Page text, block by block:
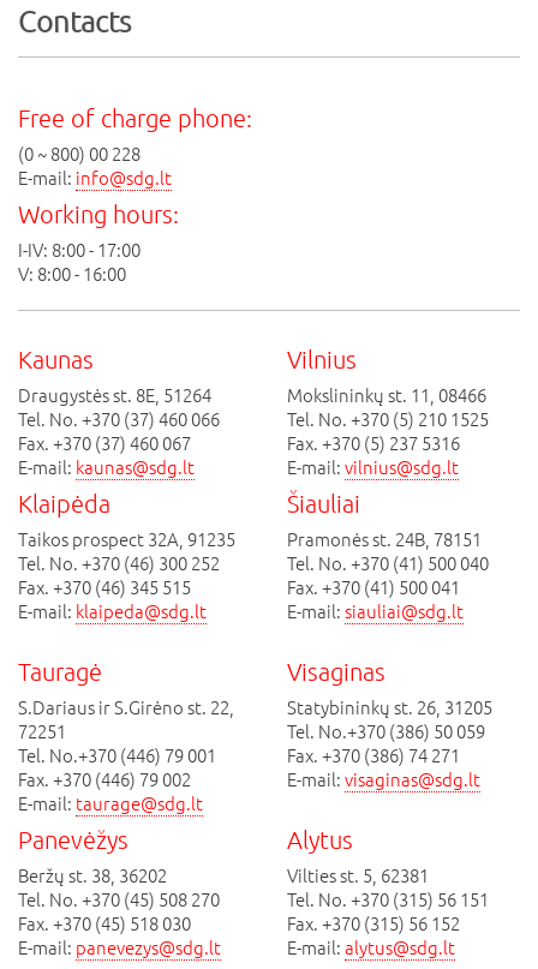
Contacts
Free of charge phone:
(0 ~ 800) 00 228
E-mail: info@sdg.lt
Working hours:
I-IV: 8:00 - 17:00
V: 8:00 - 16:00
Kaunas
Draugystės st. 8E, 51264
Tel. No. +370 (37) 460 066
Fax. +370 (37) 460 067
E-mail: kaunas@sdg.lt
Vilnius
Mokslininkų st. 11, 08466
Tel. No. +370 (5) 210 1525
Fax. +370 (5) 237 5316
E-mail:vilnius@sdg.lt
Klaipėda
Taikos prospect 32A, 91235
Tel. No. +370 (46) 300 252
Fax. +370 (46) 345 515
E-mail: klaipeda@sdg.lt
Šiauliai
Pramonės st. 24B, 78151
Tel. No. +370 (41) 500 040
Fax. +370 (41) 500 041
E-mail:siauliai@sdg.lt
Tauragė
S.Dariaus ir S.Girėno st. 22,
72251
Tel. No.+370 (446) 79 001
Fax. +370 (446) 79 002
E-mail: taurage@sdg.lt
Visaginas
Statybininkų st. 26, 31205
Tel. No.+370 (386) 50 059
Fax. +370 (386) 74 271
E-mail:visaginas@sdg.lt
Panevėžys
Beržų st. 38, 36202
Tel. No. +370 (45) 508 270
Fax. +370 (45) 518 030
E-mail: panevezys@sdg.lt
Alytus
Vilties st. 5, 62381
Tel. No. +370 (315) 56 151
Fax. +370 (315) 56 152
E-mail:alytus@sdg.lt